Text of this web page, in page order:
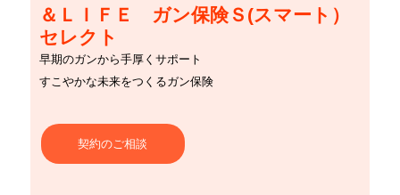
＆ＬＩＦＥ ガン保険Ｓ(スマート）
セレクト
早期のガンから手厚くサポート
すこやかな未来をつくるガン保険
契約のご相談